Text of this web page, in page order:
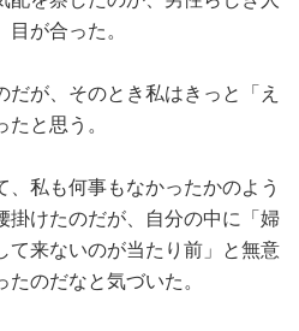
が合った。
だが、そのとき私はきっと「え
と思う。
、私も何事もなかったかのよう
掛けたのだが、自分の中に「婦
て来ないのが当たり前」と無意
のだなと気づいた。